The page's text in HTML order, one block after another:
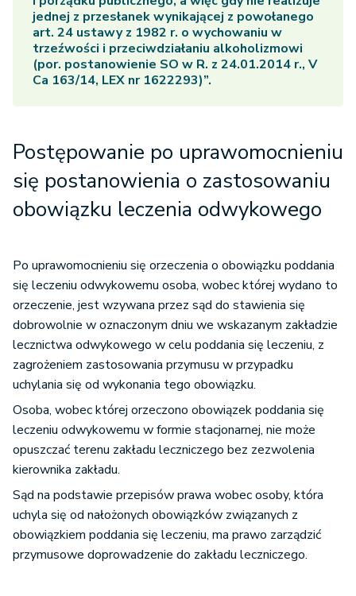
jednej z przesłanek wynikającej z powołanego
art. 24 ustawy z 1982 r. o wychowaniu w
trzeźwości i przeciwdziałaniu alkoholizmowi
(por. postanowienie SO w R. z 24.01.2014 r., V
Ca 163/14, LEX nr 1622293)”.
Postępowanie po uprawomocnieniu
się postanowienia o zastosowaniu
obowiązku leczenia odwykowego
Po uprawomocnieniu się orzeczenia o obowiązku poddania
się leczeniu odwykowemu osoba, wobec której wydano to
orzeczenie, jest wzywana przez sąd do stawienia się
dobrowolnie w oznaczonym dniu we wskazanym zakładzie
lecznictwa odwykowego w celu poddania się leczeniu, z
zagrożeniem zastosowania przymusu w przypadku
uchylania się od wykonania tego obowiązku.
Osoba, wobec której orzeczono obowiązek poddania się
leczeniu odwykowemu w formie stacjonarnej, nie może
opuszczać terenu zakładu leczniczego bez zezwolenia
kierownika zakładu.
Sąd na podstawie przepisów prawa wobec osoby, która
uchyla się od nałożonych obowiązków związanych z
obowiązkiem poddania się leczeniu, ma prawo zarządzić
przymusowe doprowadzenie do zakładu leczniczego.